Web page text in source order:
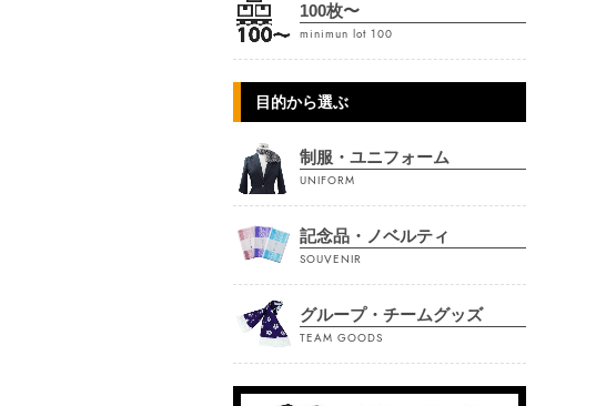
100枚〜
minimun lot 100
目的から選ぶ
制服・ユニフォーム
UNIFORM
記念品・ノベルティ
SOUVENIR
グループ・チームグッズ
TEAM GOODS